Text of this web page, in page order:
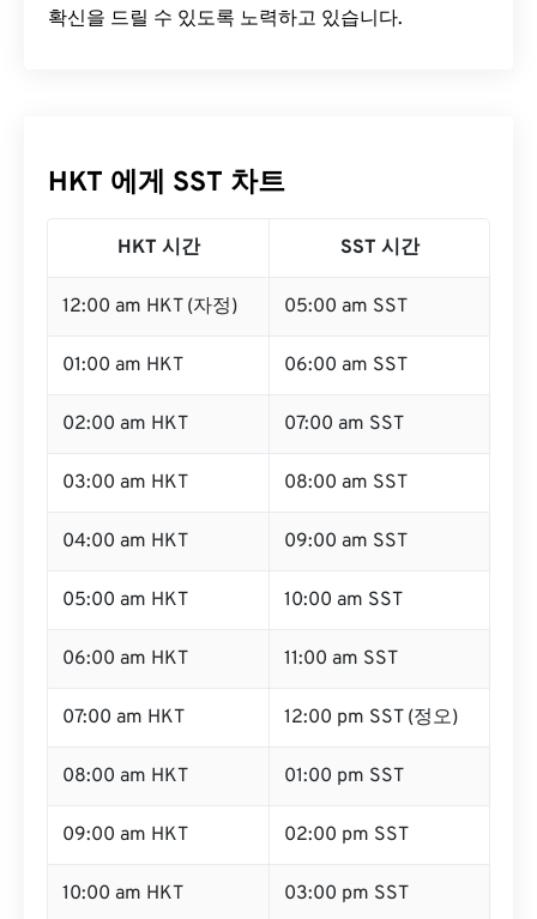
확신을 드릴 수 있도록 노력하고 있습니다.
HKT 에게 SST 차트
HKT 시간 SST 시간
12:00 am HKT (자정) 05:00 am SST
01:00 am HKT 06:00 am SST
02:00 am HKT 07:00 am SST
03:00 am HKT 08:00 am SST
04:00 am HKT 09:00 am SST
05:00 am HKT 10:00 am SST
06:00 am HKT 11:00 am SST
07:00 am HKT 12:00 pm SST (정오)
08:00 am HKT 01:00 pm SST
09:00 am HKT 02:00 pm SST
10:00 am HKT 03:00 pm SST